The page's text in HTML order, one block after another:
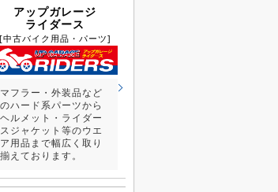
アップガレージ
ライダース
[中古バイク用品・パーツ]
マフラー・外装品など
のハード系パーツから
ヘルメット・ライダー
スジャケット等のウエ
ア用品まで幅広く取り
揃えております。